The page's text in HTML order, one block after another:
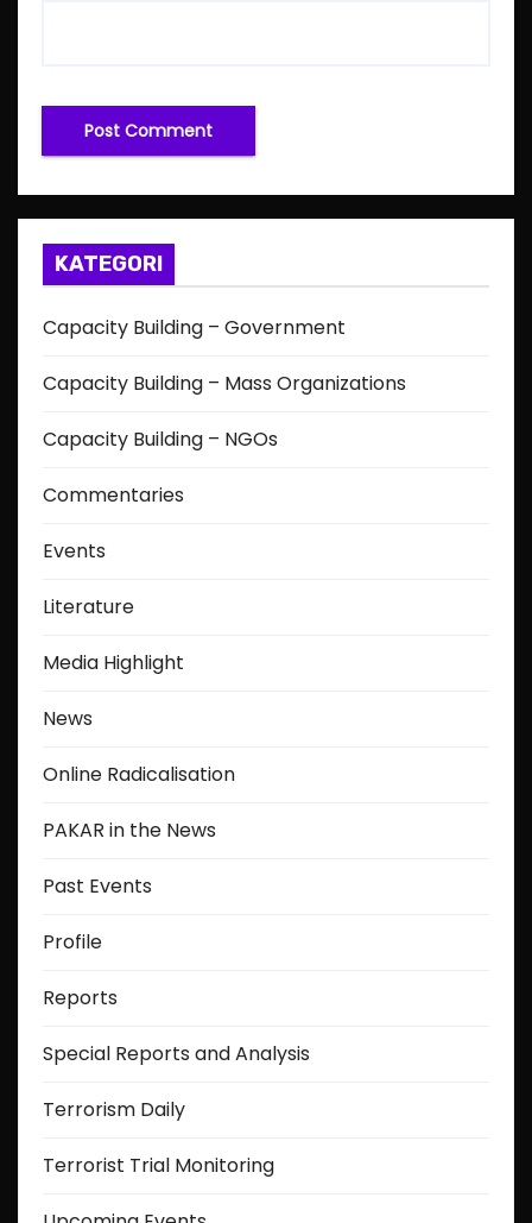
KATEGORI
Capacity Building – Government
Capacity Building – Mass Organizations
Capacity Building – NGOs
Commentaries
Events
Literature
Media Highlight
News
Online Radicalisation
PAKAR in the News
Past Events
Profile
Reports
Special Reports and Analysis
Terrorism Daily
Terrorist Trial Monitoring